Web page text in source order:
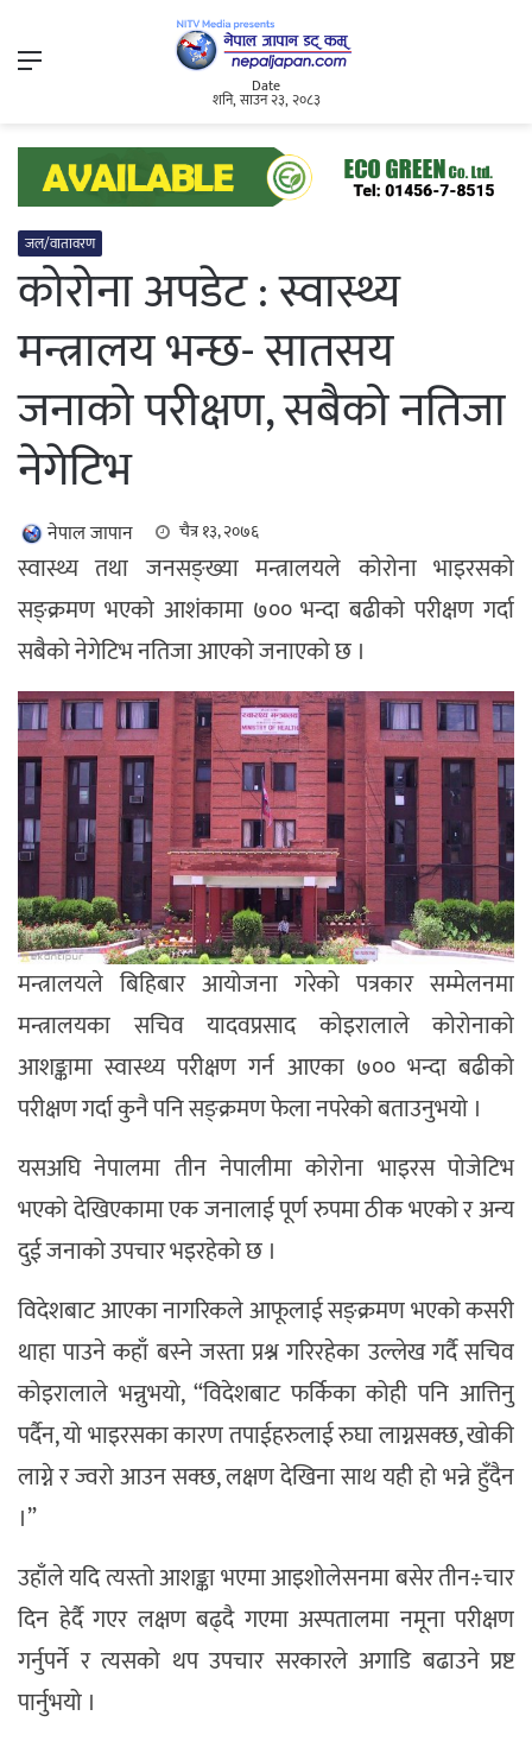
Menu
Date
शनि, साउन २३, २०८३
जल/वातावरण
कोरोना अपडेट : स्वास्थ्य
मन्त्रालय भन्छ- सातसय
जनाको परीक्षण, सबैको नतिजा
नेगेटिभ
नेपाल जापान चैत्र १३, २०७६
स्वास्थ्य तथा जनसङ्ख्या मन्त्रालयले कोरोना भाइरसको
सङ्क्रमण भएको आशंकामा ७०० भन्दा बढीको परीक्षण गर्दा
सबैको नेगेटिभ नतिजा आएको जनाएको छ ।
मन्त्रालयले बिहिबार आयोजना गरेको पत्रकार सम्मेलनमा
मन्त्रालयका सचिव यादवप्रसाद कोइरालाले कोरोनाको
आशङ्कामा स्वास्थ्य परीक्षण गर्न आएका ७०० भन्दा बढीको
परीक्षण गर्दा कुनै पनि सङ्क्रमण फेला नपरेको बताउनुभयो ।
यसअघि नेपालमा तीन नेपालीमा कोरोना भाइरस पोजेटिभ
भएको देखिएकामा एक जनालाई पूर्ण रुपमा ठीक भएको र अन्य
दुई जनाको उपचार भइरहेको छ ।
विदेशबाट आएका नागरिकले आफूलाई सङ्क्रमण भएको कसरी
थाहा पाउने कहाँ बस्ने जस्ता प्रश्न गरिरहेका उल्लेख गर्दै सचिव
कोइरालाले भन्नुभयो, “विदेशबाट फर्किका कोही पनि आत्तिनु
पर्दैन, यो भाइरसका कारण तपाईहरुलाई रुघा लाग्नसक्छ, खोकी
लाग्ने र ज्वरो आउन सक्छ, लक्षण देखिना साथ यही हो भन्ने हुँदैन
।”
उहाँले यदि त्यस्तो आशङ्का भएमा आइशोलेसनमा बसेर तीन÷चार
दिन हेर्दै गएर लक्षण बढ्दै गएमा अस्पतालमा नमूना परीक्षण
गर्नुपर्ने र त्यसको थप उपचार सरकारले अगाडि बढाउने प्रष्ट
पार्नुभयो ।